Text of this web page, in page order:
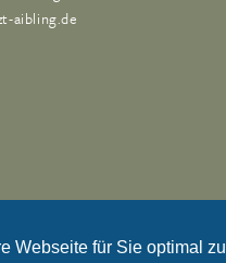
Webseite für Sie optimal zu
aibling.de
PRAXIS: